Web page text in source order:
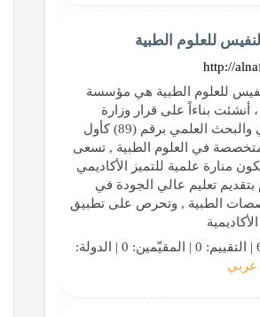
للعلوم الطبية
http://
للعلوم الطبية هي مؤسسة
، أنشئت بناءاً على قرار وزارة
التعليم العالي والبحث العلمي برقم (89) كأول
متخصصة في العلوم الطبية , تسعى
منارة علمية للتميز الأكاديمي
بتقديم تعليم عالي الجودة في
الطبية , وتحرص على تطبيق
عربي